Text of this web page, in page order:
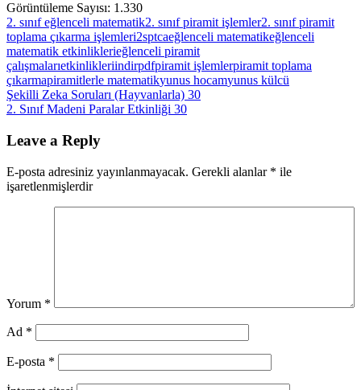
Görüntüleme Sayısı: 1.330
2. sınıf eğlenceli matematik2. sınıf piramit işlemler2. sınıf piramit
toplama çıkarma işlemleri2sptcaeğlenceli matematikeğlenceli
matematik etkinliklerieğlenceli piramit
çalışmalarıetkinlikleriindirpdfpiramit işlemlerpiramit toplama
çıkarmapiramitlerle matematikyunus hocamyunus külcü
Yazı
gezinmesi
Previous
Post:
Şekilli Zeka Soruları (Hayvanlarla) 30
Next
2. Sınıf Madeni Paralar Etkinliği 30
Leave a Reply
E-posta adresiniz yayınlanmayacak. Gerekli alanlar * ile
işaretlenmişlerdir
Yorum *
Ad *
E-posta *